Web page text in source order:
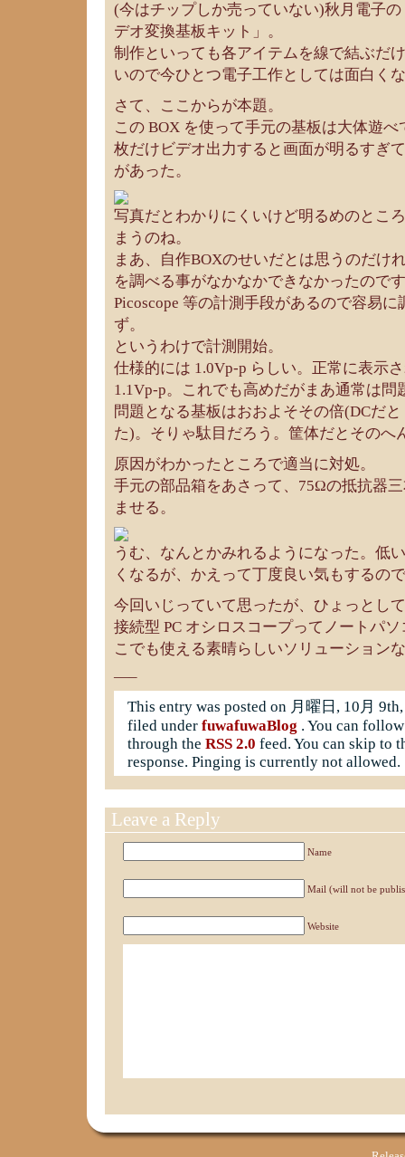
(今はチップしか売っていない)秋月電子
デオ変換基板キット」。
制作といっても各アイテムを線で結ぶだ
いので今ひとつ電子工作としては面白く
さて、ここからが本題。
この BOX を使って手元の基板は大体遊
枚だけビデオ出力すると画面が明るすぎ
があった。
写真だとわかりにくいけど明るめのとこ
まうのね。
まあ、自作BOXのせいだとは思うのだけ
を調べる事がなかなかできなかったので
Picoscope 等の計測手段があるので容易
ず。
というわけで計測開始。
仕様的には 1.0Vp-p らしい。正常に表示
1.1Vp-p。これでも高めだがまあ通常は問
問題となる基板はおおよそその倍(DCだ
た)。そりゃ駄目だろう。筐体だとそのへ
原因がわかったところで適当に対処。
手元の部品箱をあさって、75Ωの抵抗器
ませる。
うむ、なんとかみれるようになった。低
くなるが、かえって丁度良い気もするの
今回いじっていて思ったが、ひょっとし
接続型 PC オシロスコープってノートパ
こでも使える素晴らしいソリューション
—–
This entry was posted on 月曜日, 10月
filed under fuwafuwaBlog . You can
through the RSS 2.0 feed. You can skip to
response. Pinging is currently not allowed.
Leave a Reply
Name
Mail (will not be
Website